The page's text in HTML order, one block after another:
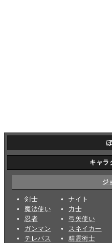
キャラ
ジ
剣士
魔法使い
忍者
ガンマン
テレパス
ナイト
力士
弓矢使い
スネイカー
精霊術士